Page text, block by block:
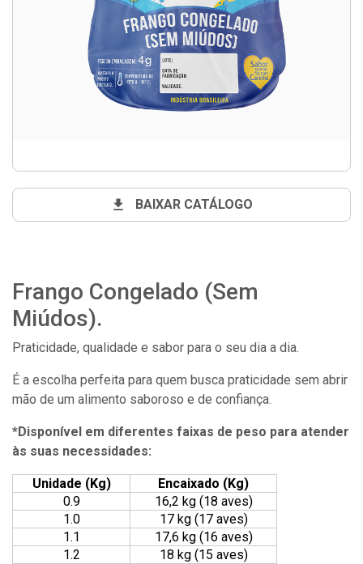
BAIXAR CATÁLOGO
Frango Congelado (Sem
Miúdos).
Praticidade, qualidade e sabor para o seu dia a dia.
É a escolha perfeita para quem busca praticidade sem abrir
mão de um alimento saboroso e de confiança.
*Disponível em diferentes faixas de peso para atender
às suas necessidades:
Unidade (Kg)
Encaixado (Kg)
0.9
16,2 kg (18 aves)
1.0
17 kg (17 aves)
1.1
17,6 kg (16 aves)
1.2
18 kg (15 aves)